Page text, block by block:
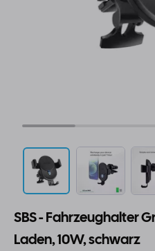
SBS - Fahrzeughalter
Laden, 10W, schwarz